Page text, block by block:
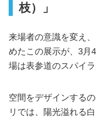
枝）」
来場者の意識を変え
めたこの展示が、3月
場は表参道のスパイラ
空間をデザインする
リでは、陽光溢れる